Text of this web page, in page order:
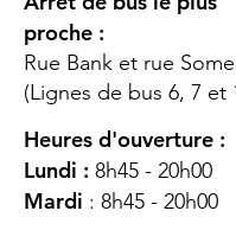
proche :
Rue Bank et rue
(Lignes de bus 6, 7 et
Heures d'ouverture :
Lundi : 8h45 - 20h00
Mardi : 8h45 - 20h00